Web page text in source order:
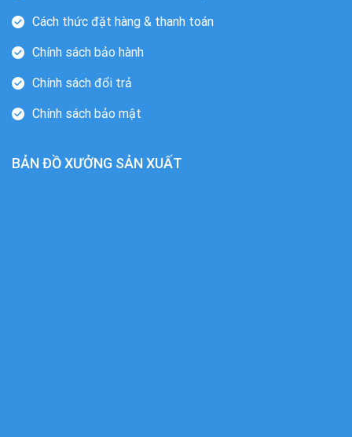
Cách thức đặt hàng & thanh toán
Chính sách bảo hành
Chính sách đổi trả
Chính sách bảo mật
BẢN ĐỒ XƯỞNG SẢN XUẤT